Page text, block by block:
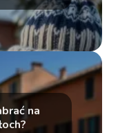
na